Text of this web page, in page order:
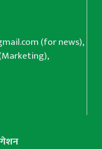
(for news),